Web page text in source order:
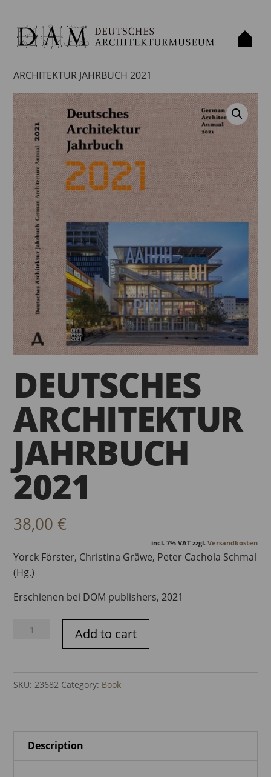
ARCHITEKTUR JAHRBUCH 2021
DEUTSCHES
ARCHITEKTUR
JAHRBUCH
2021
38,00 €
incl. 7% VAT zzgl. Versandkosten
Yorck Förster, Christina Gräwe, Peter Cachola Schmal
(Hg.)
Erschienen bei DOM publishers, 2021
DEUTSCHES
ARCHITEKTUR
2021
Add to cart
SKU:23682 Category: Book
Description